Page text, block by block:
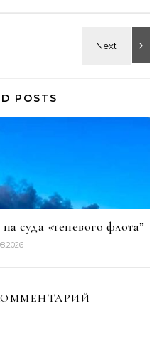
POSTS
суда «теневого флота”